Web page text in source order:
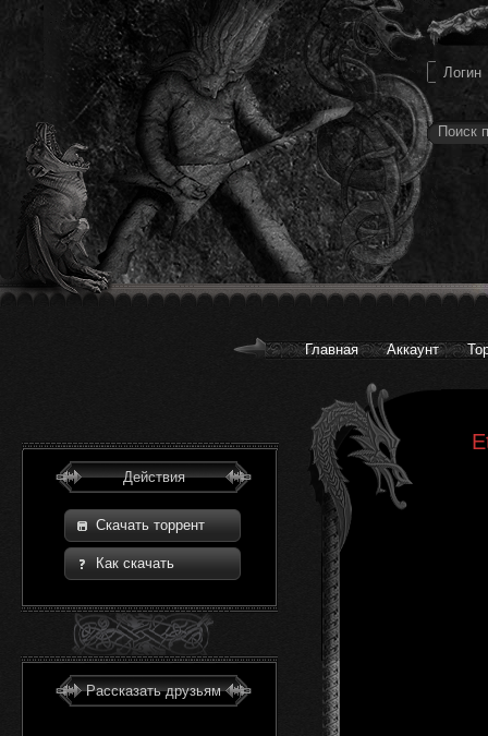
Главная Аккаунт
Действия
Скачать торрент
Как скачать
Рассказать друзьям